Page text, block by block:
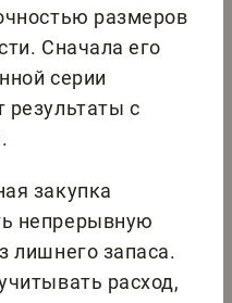
размеров
Сначала его
серии
результаты с
закупка
непрерывную
лишнего запаса.
расход,